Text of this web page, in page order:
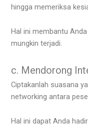
hingga memeriksa
Hal ini membantu
mungkin terjadi.
c. Mendorong
Ciptakanlah suasana
networking antara
Hal ini dapat Anda